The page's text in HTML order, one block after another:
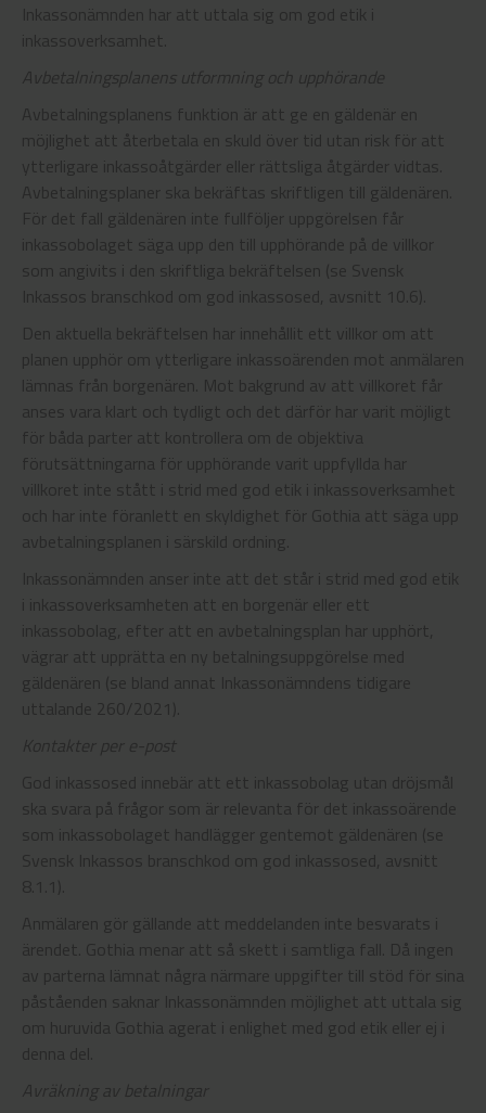
Inkassonämnden har att uttala sig om god etik i
inkassoverksamhet.
Avbetalningsplanens utformning och upphörande
Avbetalningsplanens funktion är att ge en gäldenär en
möjlighet att återbetala en skuld över tid utan risk för att
ytterligare inkassoåtgärder eller rättsliga åtgärder vidtas.
Avbetalningsplaner ska bekräftas skriftligen till gäldenären.
För det fall gäldenären inte fullföljer uppgörelsen får
inkassobolaget säga upp den till upphörande på de villkor
som angivits i den skriftliga bekräftelsen (se Svensk
Inkassos branschkod om god inkassosed, avsnitt 10.6).
Den aktuella bekräftelsen har innehållit ett villkor om att
planen upphör om ytterligare inkassoärenden mot anmälaren
lämnas från borgenären. Mot bakgrund av att villkoret får
anses vara klart och tydligt och det därför har varit möjligt
för båda parter att kontrollera om de objektiva
förutsättningarna för upphörande varit uppfyllda har
villkoret inte stått i strid med god etik i inkassoverksamhet
och har inte föranlett en skyldighet för Gothia att säga upp
avbetalningsplanen i särskild ordning.
Inkassonämnden anser inte att det står i strid med god etik
i inkassoverksamheten att en borgenär eller ett
inkassobolag, efter att en avbetalningsplan har upphört,
vägrar att upprätta en ny betalningsuppgörelse med
gäldenären (se bland annat Inkassonämndens tidigare
uttalande 260/2021).
Kontakter per e-post
God inkassosed innebär att ett inkassobolag utan dröjsmål
ska svara på frågor som är relevanta för det inkassoärende
som inkassobolaget handlägger gentemot gäldenären (se
Svensk Inkassos branschkod om god inkassosed, avsnitt
8.1.1).
Anmälaren gör gällande att meddelanden inte besvarats i
ärendet. Gothia menar att så skett i samtliga fall. Då ingen
av parterna lämnat några närmare uppgifter till stöd för sina
påståenden saknar Inkassonämnden möjlighet att uttala sig
om huruvida Gothia agerat i enlighet med god etik eller ej i
denna del.
Avräkning av betalningar